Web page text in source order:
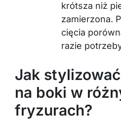
krótsza niż
zamierzona.
cięcia
razie
Jak
na boki w
fryzurach?